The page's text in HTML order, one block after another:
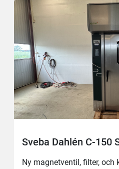
Sveba Dahlén C-150
Ny magnetventil, filter, och